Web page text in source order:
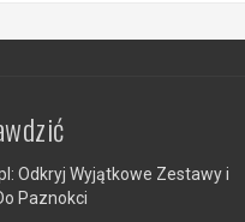
Odkryj Wyjątkowe Zestawy i
Paznokci